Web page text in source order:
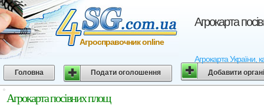
Агрокарта
Агрокарта України,
Агросправочник online
Головна Подати оголошення Добавити
Агрокарта посівних площ